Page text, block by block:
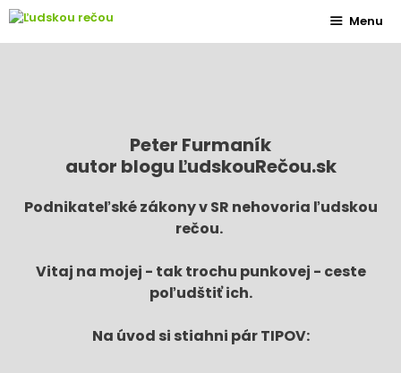
Preskočiť
Menu
Peter Furmaník
autor blogu ĽudskouRečou.sk
Podnikateľské zákony v SR nehovoria ľudskou
rečou.
Vitaj na mojej - tak trochu punkovej - ceste
poľudštiť ich.
Na úvod si stiahni pár TIPOV: